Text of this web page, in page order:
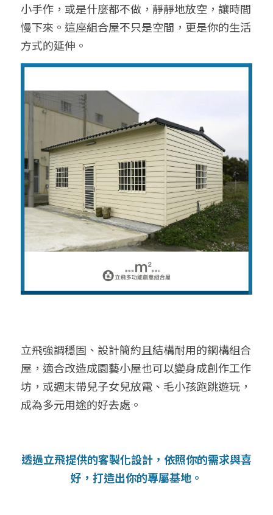
小手作，或是什麼都不做，靜靜地放空，讓時間
慢下來。這座組合屋不只是空間，更是你的生活
方式的延伸。
立飛強調穩固、設計簡約且結構耐用的鋼構組合
屋，適合改造成園藝小屋也可以變身成創作工作
坊，或週末帶兒子女兒放電、毛小孩跑跳遊玩，
成為多元用途的好去處。
透過立飛提供的客製化設計，依照你的需求與喜
好，打造出你的專屬基地。